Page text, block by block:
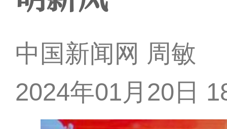
中国新闻网 周敏
2024年01月20日